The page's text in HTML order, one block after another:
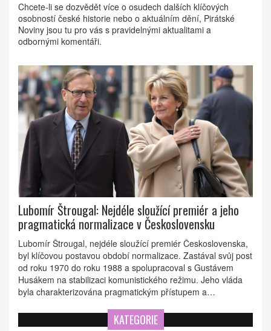
Chcete-li se dozvědět více o osudech dalších klíčových
osobností české historie nebo o aktuálním dění, Pirátské
Noviny jsou tu pro vás s pravidelnými aktualitami a
odbornými komentáři.
Lubomír Štrougal: Nejdéle sloužící premiér a jeho
pragmatická normalizace v Československu
Lubomír Štrougal, nejdéle sloužící premiér Československa,
byl klíčovou postavou období normalizace. Zastával svůj post
od roku 1970 do roku 1988 a spolupracoval s Gustávem
Husákem na stabilizaci komunistického režimu. Jeho vláda
byla charakterizována pragmatickým přístupem a
bouřlivých let.
KATEGORIE